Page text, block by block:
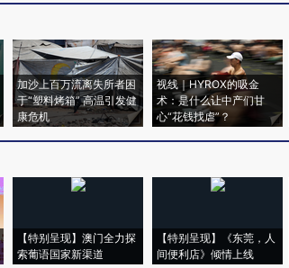
加沙上百万流离失所者困
于“塑料烤箱” 高温引发健
康危机
视线｜HYROX的吸金
术：是什么让中产们甘
心“花钱找虐”？
【特别呈现】澳门全力探
索葡语国家新渠道
【特别呈现】《东莞，人
间便利店》倾情上线